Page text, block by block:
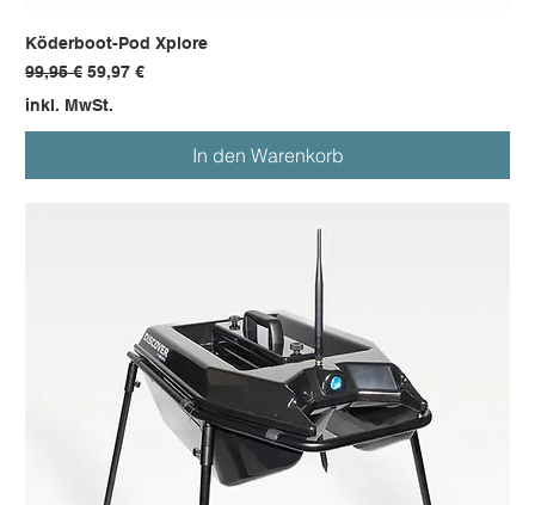
Köderboot-Pod Xplore
Standardpreis
99,95 € Sale-Preis
59,97 €
inkl. MwSt.
In den Warenkorb